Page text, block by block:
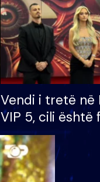
Vendi i tretë në
VIP 5, cili është
radhës që lë